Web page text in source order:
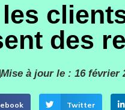
des
Mise à jour le : 16 février
Twitter